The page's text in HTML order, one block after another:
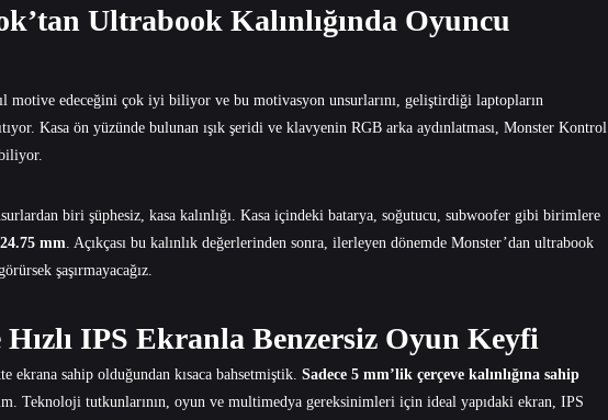
Ultrabook Kalınlığında Oyuncu
motive edeceğini çok iyi biliyor ve bu motivasyon unsurlarını, geliştirdiği laptopların
Kasa ön yüzünde bulunan ışık şeridi ve klavyenin RGB arka aydınlatması, Monster Kontrol
biri şüphesiz, kasa kalınlığı. Kasa içindeki batarya, soğutucu, subwoofer gibi birimlere
24.75 mm. Açıkçası bu kalınlık değerlerinden sonra, ilerleyen dönemde Monster’dan ultrabook
şaşırmayacağız.
Hızlı IPS Ekranla Benzersiz Oyun Keyfi
ekrana sahip olduğundan kısaca bahsetmiştik. Sadece 5 mm’lik çerçeve kalınlığına sahip
Teknoloji tutkunlarının, oyun ve multimedya gereksinimleri için ideal yapıdaki ekran, IPS